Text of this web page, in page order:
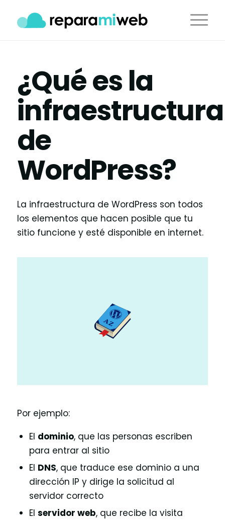
¿Qué es la
infraestructura
de
WordPress?
La infraestructura de WordPress son todos
los elementos que hacen posible que tu
sitio funcione y esté disponible en internet.
Por ejemplo:
El dominio, que las personas escriben
para entrar al sitio
El DNS, que traduce ese dominio a una
dirección IP y dirige la solicitud al
servidor correcto
El servidor web, que recibe la visita